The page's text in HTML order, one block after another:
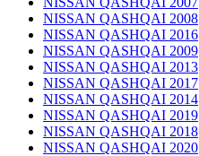
NISSAN QASHQAI 2008
NISSAN QASHQAI 2016
NISSAN QASHQAI 2009
NISSAN QASHQAI 2013
NISSAN QASHQAI 2017
NISSAN QASHQAI 2014
NISSAN QASHQAI 2019
NISSAN QASHQAI 2018
NISSAN QASHQAI 2020